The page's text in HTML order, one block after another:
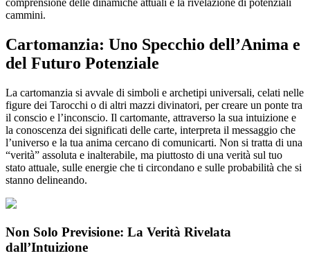
comprensione delle dinamiche attuali e la rivelazione di potenziali
cammini.
Cartomanzia: Uno Specchio dell’Anima e
del Futuro Potenziale
La cartomanzia si avvale di simboli e archetipi universali, celati nelle
figure dei Tarocchi o di altri mazzi divinatori, per creare un ponte tra
il conscio e l’inconscio. Il cartomante, attraverso la sua intuizione e
la conoscenza dei significati delle carte, interpreta il messaggio che
l’universo e la tua anima cercano di comunicarti. Non si tratta di una
“verità” assoluta e inalterabile, ma piuttosto di una verità sul tuo
stato attuale, sulle energie che ti circondano e sulle probabilità che si
stanno delineando.
Non Solo Previsione: La Verità Rivelata
dall’Intuizione